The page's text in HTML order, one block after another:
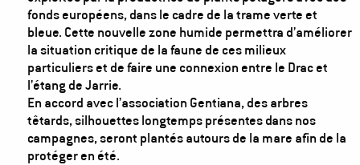
fonds européens, dans le cadre de la trame verte et
bleue. Cette nouvelle zone humide permettra d’améliorer
la situation critique de la faune de ces milieux
particuliers et de faire une connexion entre le Drac et
l’étang de Jarrie.
En accord avec l’association Gentiana, des arbres
têtards, silhouettes longtemps présentes dans nos
campagnes, seront plantés autours de la mare afin de la
protéger en été.